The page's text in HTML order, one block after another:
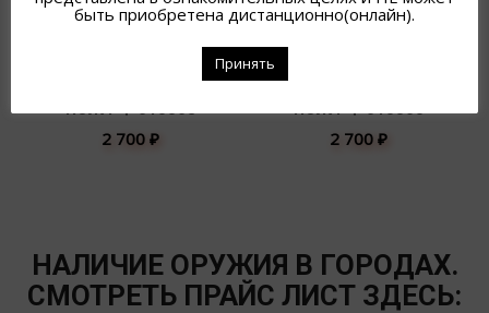
НОЖ РФ 015308
2 700 ₽
НОЖ РФ 015305
2 700 ₽
НАЛИЧИЕ ОРУЖИЯ В ГОРОДАХ.
СМОТРЕТЬ ПРАЙС ЛИСТ ЗДЕСЬ:
быть приобретена дистанционно(онлайн).
Принять